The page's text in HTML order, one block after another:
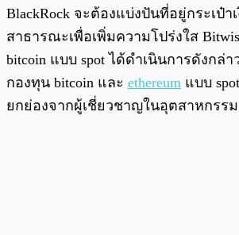
BlackRock จะต้องแบ่งปันที่อยู่กระเป๋า
สาธารณะเพื่อเพิ่มความโปร่งใส
bitcoin แบบ spot ได้ดำเนินการดังกล่
กองทุน bitcoin และ ethereum แบบ
ยกย่องจากผู้เชี่ยวชาญในอุตสาหกรรม